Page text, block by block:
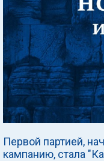
Первой партией,
кампанию, стала